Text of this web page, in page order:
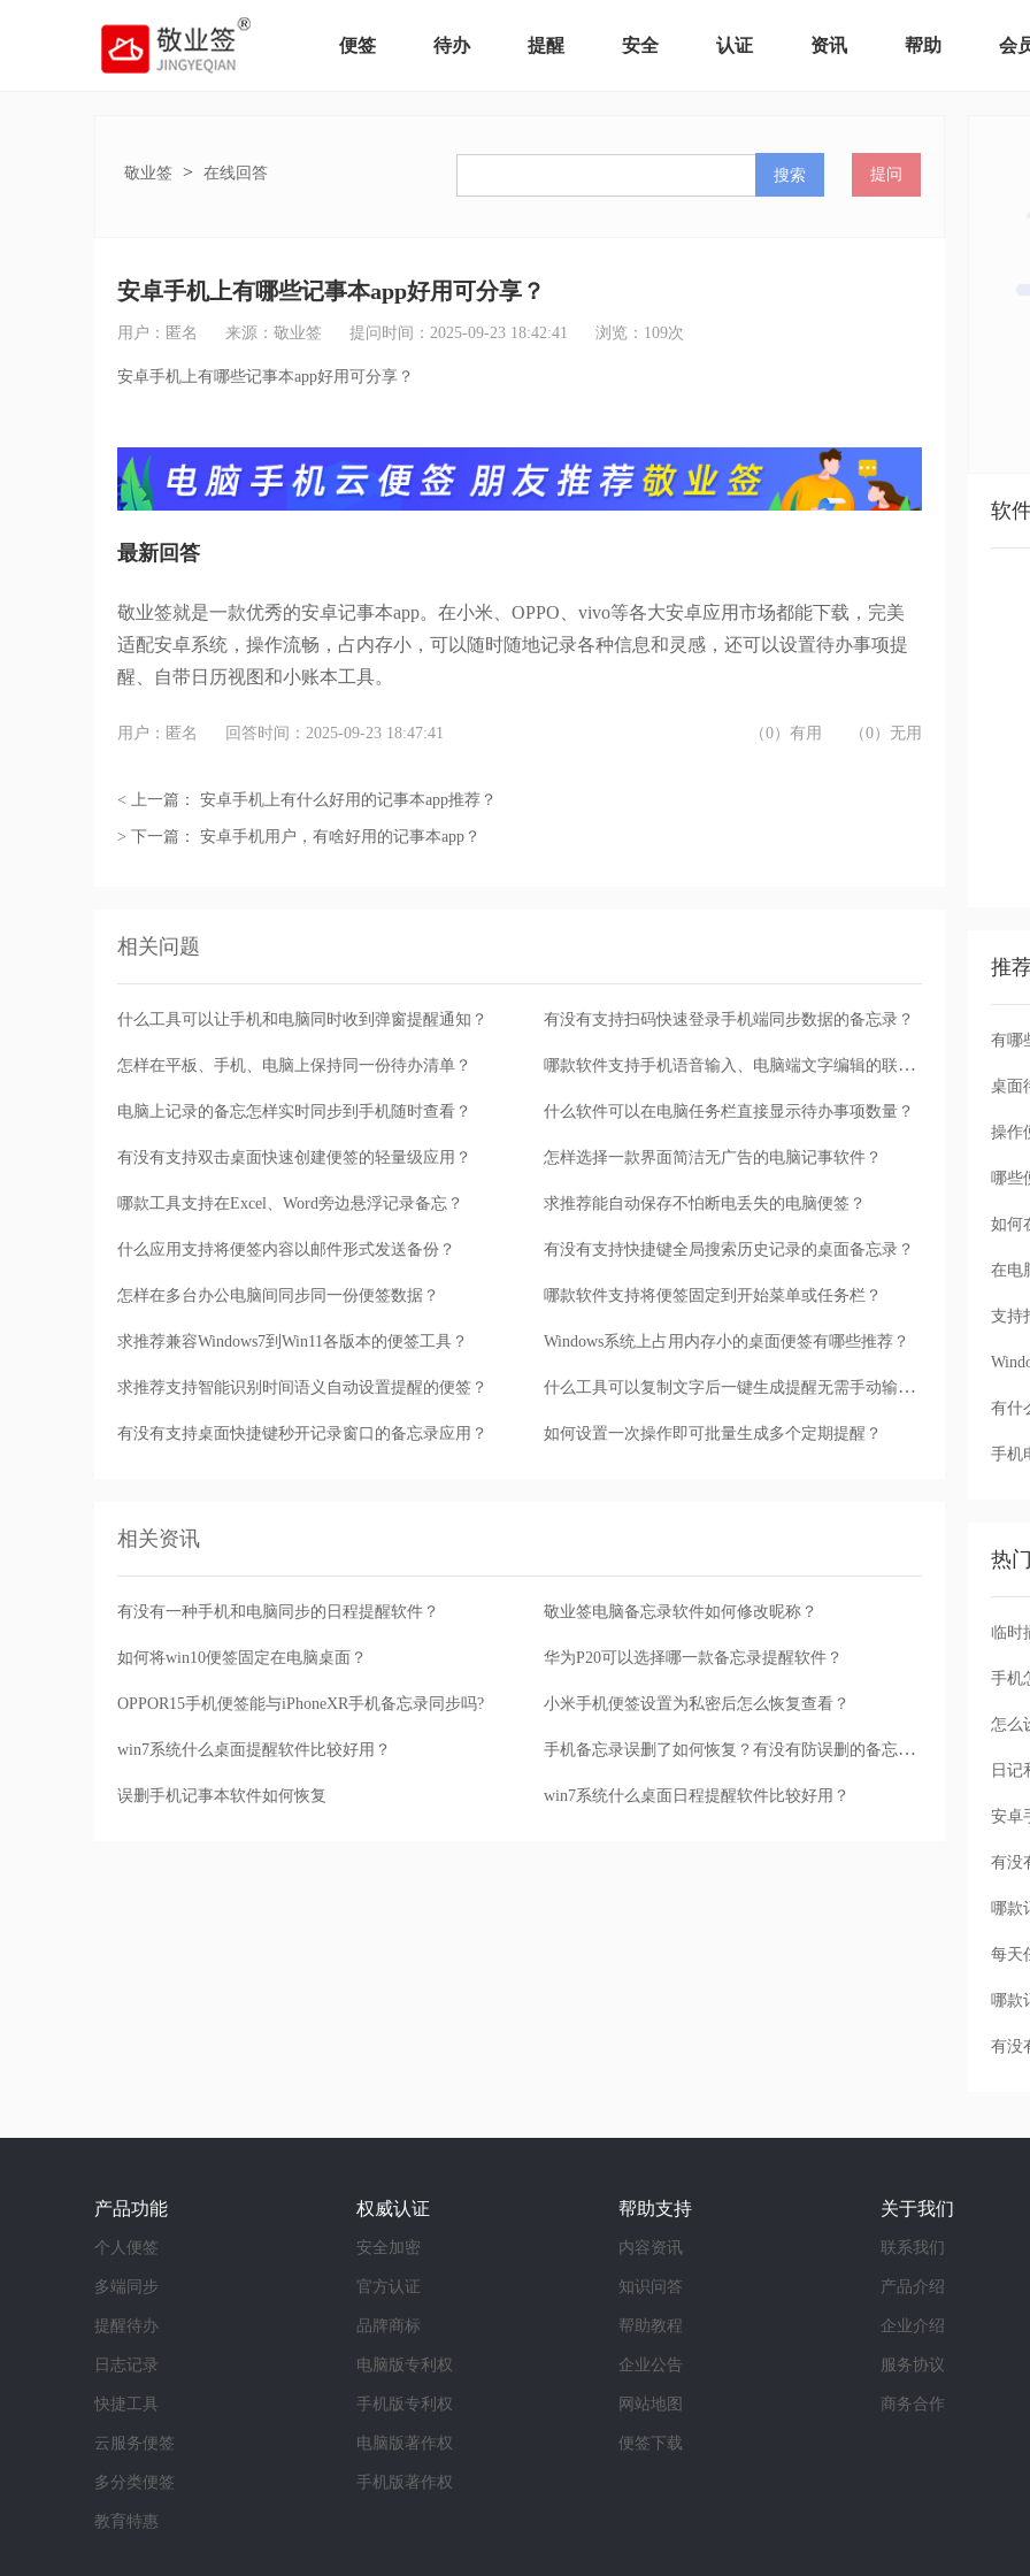
便签 待办 提醒 安全 认证 资讯 帮助 会
敬业签 > 在线回答 搜索 提问
安卓手机上有哪些记事本app好用可分享？
用户：匿名 来源：敬业签 提问时间：2025-09-23 18:42:41 浏览： 109次
安卓手机上有哪些记事本app好用可分享？
最新回答
敬业签就是一款优秀的安卓记事本app。在小米、 OPPO vivo等各大安卓应用市场都能下载，完美
适配安卓系统，操作流畅，占内存小，可以随时随地记录各种信息和灵感 ，还可以设置待办事项提
醒、自带日历视图和小账本工具。
用户：匿名 回答时间：2025-09-23 18:47:41 （0）有用 （0）无用
< 上一篇： 安卓手机上有什么好用的记事本app推荐？
> 下一篇： 安卓手机用户，有啥好用的记事本app？
相关问题
什么工具可以让手机和电脑同时收到弹窗提醒通知？ 有没有支持扫码快速登录手机端同步数据的备忘录？
怎样在平板、手机、电脑上保持同一份待办清单？ 哪款软件支持手机语音输入、电脑端文字编辑的联动？
电脑上记录的备忘怎样实时同步到手机随时查看？ 什么软件可以在电脑任务栏直接显示待办事项数量？
有没有支持双击桌面快速创建便签的轻量级应用？ 怎样选择一款界面简洁无广告的电脑记事软件？
哪款工具支持在Excel、Word旁边悬浮记录备忘？ 求推荐能自动保存不怕断电丢失的电脑便签？
什么应用支持将便签内容以邮件形式发送备份？ 有没有支持快捷键全局搜索历史记录的桌面备忘录？
怎样在多台办公电脑间同步同一份便签数据？ 哪款软件支持将便签固定到开始菜单或任务栏？
求推荐兼容Windows7到Win11各版本的便签工具？ Windows系统上占用内存小的桌面便签有哪些推荐？
求推荐支持智能识别时间语义自动设置提醒的便签？ 什么工具可以复制文字后一键生成提醒无需手动输入？
有没有支持桌面快捷键秒开记录窗口的备忘录应用？ 如何设置一次操作即可批量生成多个定期提醒？
相关资讯
有没有一种手机和电脑同步的日程提醒软件？ 敬业签电脑备忘录软件如何修改昵称？
如何将win10便签固定在电脑桌面？ 华为P20可以选择哪一款备忘录提醒软件？
OPPOR15手机便签能与iPhoneXR手机备忘录同步吗? 小米手机便签设置为私密后怎么恢复查看？
win7系统什么桌面提醒软件比较好用？ 手机备忘录误删了如何恢复？有没有防误删的备忘录软件？
误删手机记事本软件如何恢复 win7系统什么桌面日程提醒软件比较好用？
软
推
有哪
桌面
操作
哪些
如何
在电
支持
有什
手机
热
手机
怎么
每天
产品功能
个人便签
多端同步
提醒待办
日志记录
快捷工具
云服务便签
多分类便签
教育特惠
权威认证
安全加密
官方认证
品牌商标
电脑版专利权
手机版专利权
电脑版著作权
手机版著作权
帮助支持
内容资讯
知识问答
帮助教程
企业公告
网站地图
便签下载
关于我们
联系我们
产品介绍
企业介绍
服务协议
商务合作